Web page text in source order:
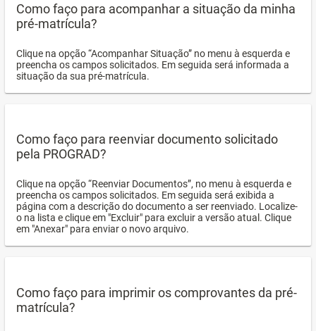
Como faço para acompanhar a situação da minha
pré-matrícula?
Clique na opção “Acompanhar Situação” no menu à esquerda e
preencha os campos solicitados. Em seguida será informada a
situação da sua pré-matrícula.
Como faço para reenviar documento solicitado
pela PROGRAD?
Clique na opção “Reenviar Documentos”, no menu à esquerda e
preencha os campos solicitados. Em seguida será exibida a
página com a descrição do documento a ser reenviado. Localize-
o na lista e clique em "Excluir" para excluir a versão atual. Clique
em "Anexar" para enviar o novo arquivo.
Como faço para imprimir os comprovantes da pré-
matrícula?